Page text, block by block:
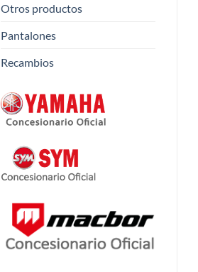
Otros productos
Pantalones
Recambios